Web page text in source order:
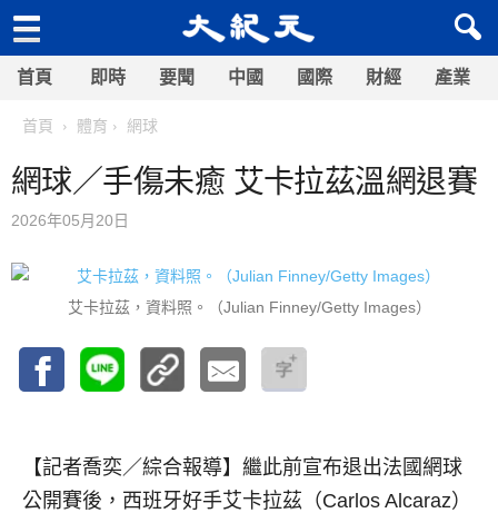
首頁 即時 要聞 中國 國際 財經 產業
首頁 體育 網球
網球／手傷未癒 艾卡拉茲溫網退賽
2026年05月20日
艾卡拉茲，資料照。（Julian Finney/Getty Images）
【記者喬奕／綜合報導】 繼此前宣布退出法國網球
公開賽後，西班牙好手艾卡拉茲（Carlos Alcaraz）